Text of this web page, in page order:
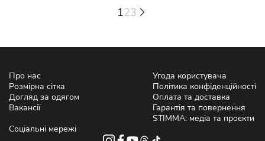
123
Про нас
Розмірна сітка
Догляд за одягом
Вакансії
Угода користувача
Політика конфіденційності
Оплата та доставка
Гарантія та повернення
STIMMA: медіа та проєкти
Соціальні мережі